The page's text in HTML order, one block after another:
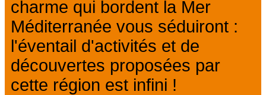
charme qui bordent la Mer
Méditerranée vous séduiront :
l'éventail d'activités et de
découvertes proposées par
cette région est infini !